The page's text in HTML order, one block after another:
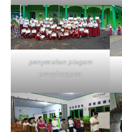
penyerahan piagam
penghargaan